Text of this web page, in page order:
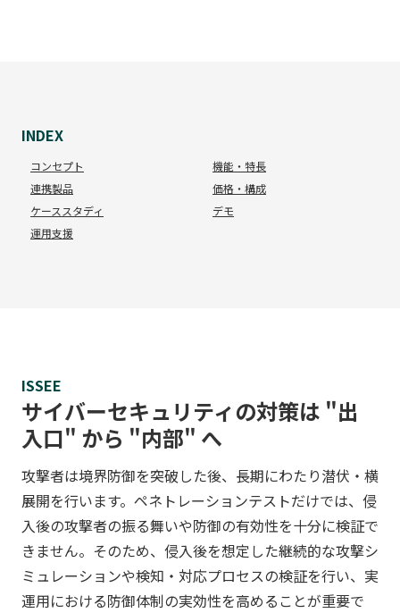
INDEX
コンセプト
機能・特長
連携製品
価格・構成
ケーススタディ
デモ
運用支援
ISSEE
サイバーセキュリティの対策は "出
入口" から "内部" へ
攻撃者は境界防御を突破した後、長期にわたり潜伏・横
展開を行います。ペネトレーションテストだけでは、侵
入後の攻撃者の振る舞いや防御の有効性を十分に検証で
きません。そのため、侵入後を想定した継続的な攻撃シ
ミュレーションや検知・対応プロセスの検証を行い、実
運用における防御体制の実効性を高めることが重要で